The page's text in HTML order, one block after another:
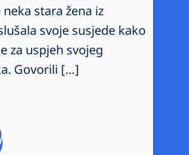
neka stara žena iz
svoje susjede kako
za uspjeh svojeg
Govorili […]